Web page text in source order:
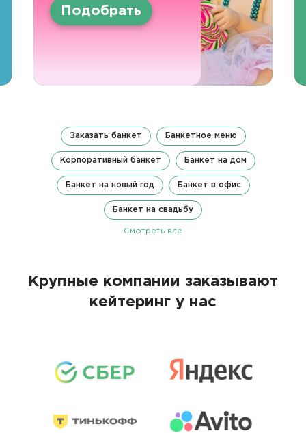
Подобрать
Заказать банкет Банкетное меню
Корпоративный банкет Банкет на дом
Банкет на новый год Банкет в офис
Банкет на свадьбу
Смотреть все
Крупные компании заказывают
кейтеринг у нас